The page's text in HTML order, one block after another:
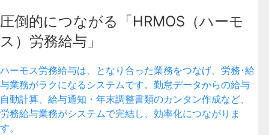
圧倒的につながる「HRMOS（ハーモ
ス）労務給与」
ハーモス労務給与は、となり合った業務をつなげ、労務･給
与業務がラクになるシステムです。勤怠データからの給与
自動計算、給与通知・年末調整書類のカンタン作成など、
労務給与業務がシステムで完結し、効率化につながりま
す。